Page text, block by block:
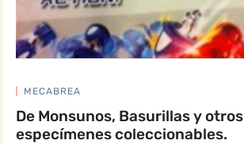
MECABREA
De Monsunos, Basurillas y otros
especímenes coleccionables.